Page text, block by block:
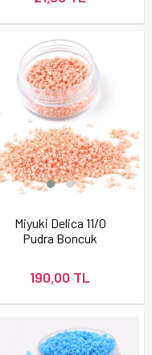
Miyuki Delica 11/0
Pudra Boncuk
190,00 TL